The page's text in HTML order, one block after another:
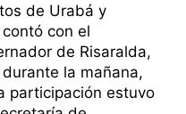
de Urabá y
con el
de Risaralda,
la mañana,
participación estuvo